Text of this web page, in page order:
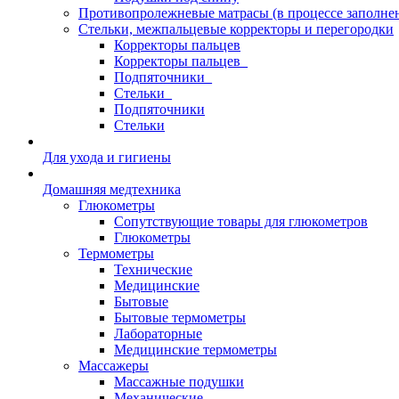
Противопролежневые матрасы (в процессе
Стельки, межпальцевые корректоры и перегородки
Корректоры пальцев
Корректоры пальцев_
Подпяточники_
Стельки_
Подпяточники
Стельки
Для ухода и гигиены
Домашняя медтехника
Глюкометры
Сопутствующие товары для глюкометров
Глюкометры
Термометры
Технические
Медицинские
Бытовые
Бытовые термометры
Лабораторные
Медицинские термометры
Массажеры
Массажные подушки